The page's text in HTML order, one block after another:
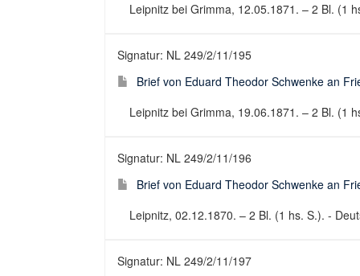
Leipnitz bei Grimma, 12.05.1871. – 2 Bl. (1
Signatur: NL 249/2/11/195
Brief von Eduard Theodor Schwenke an
Leipnitz bei Grimma, 19.06.1871. – 2 Bl. (1
Signatur: NL 249/2/11/196
Brief von Eduard Theodor Schwenke an
Leipnitz, 02.12.1870. – 2 Bl. (1 hs. S.). -
Signatur: NL 249/2/11/197